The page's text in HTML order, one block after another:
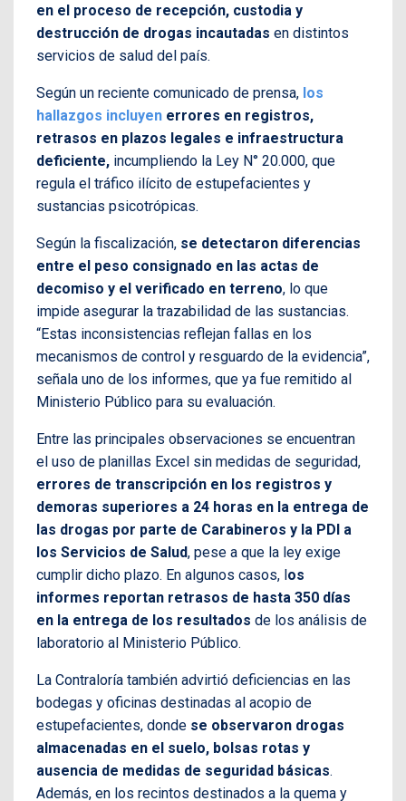
en el proceso de recepción, custodia y
destrucción de drogas incautadas en distintos
servicios de salud del país.
Según un reciente comunicado de prensa, los
hallazgos incluyen errores en registros,
retrasos en plazos legales e infraestructura
deficiente, incumpliendo la Ley N° 20.000, que
regula el tráfico ilícito de estupefacientes y
sustancias psicotrópicas.
Según la fiscalización, se detectaron diferencias
entre el peso consignado en las actas de
decomiso y el verificado en terreno, lo que
impide asegurar la trazabilidad de las sustancias.
“Estas inconsistencias reflejan fallas en los
mecanismos de control y resguardo de la evidencia”,
señala uno de los informes, que ya fue remitido al
Ministerio Público para su evaluación.
Entre las principales observaciones se encuentran
el uso de planillas Excel sin medidas de seguridad,
errores de transcripción en los registros y
demoras superiores a 24 horas en la entrega de
las drogas por parte de Carabineros y la PDI a
los Servicios de Salud, pese a que la ley exige
cumplir dicho plazo. En algunos casos, los
informes reportan retrasos de hasta 350 días
en la entrega de los resultados de los análisis de
laboratorio al Ministerio Público.
La Contraloría también advirtió deficiencias en las
bodegas y oficinas destinadas al acopio de
estupefacientes, donde se observaron drogas
almacenadas en el suelo, bolsas rotas y
ausencia de medidas de seguridad básicas.
Además, en los recintos destinados a la quema y